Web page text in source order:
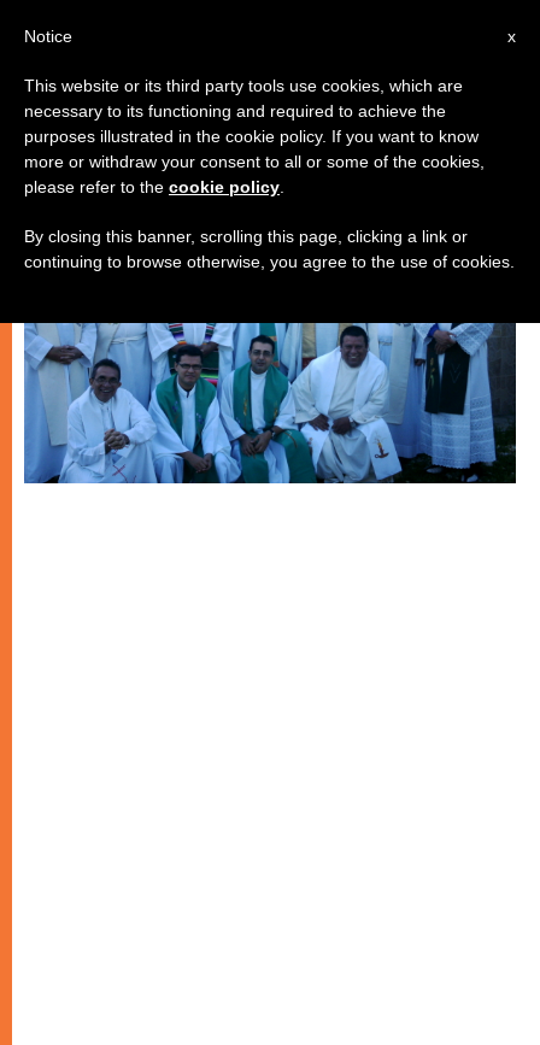
CHIESE LOCALI
x
Notice
This website or its third party tools use cookies, which are
necessary to its functioning and required to achieve the
purposes illustrated in the cookie policy. If you want to know
more or withdraw your consent to all or some of the cookies,
please refer to the cookie policy
By closing this banner, scrolling this page, clicking a link or
continuing to browse otherwise, you agree to the use of cookies.